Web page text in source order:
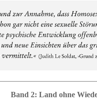
Band 2: Land ohne